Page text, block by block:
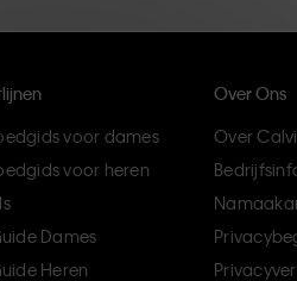
voor dames
voor heren
Dames
Heren
Over Ons
Over